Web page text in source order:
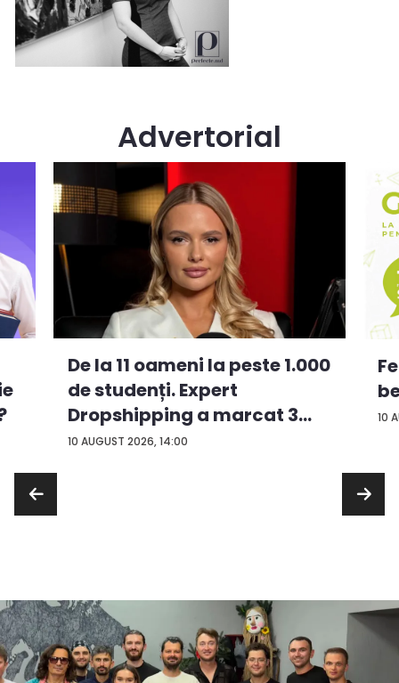
Advertorial
10 AUGUST 2026, 14:00
De la 11 oameni la peste 1.000
de studenți. Expert
Dropshipping a marcat 3
an...
10